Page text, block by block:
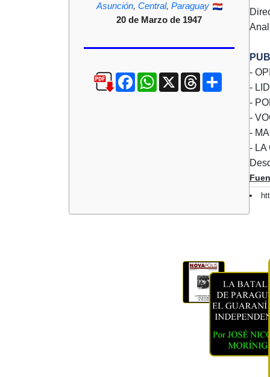
Asunción, Central, Paraguay
20 de Marzo de 1947
FacebookWhatsApp
X ThreadsCompartir
-
-
-
-
-
- LA